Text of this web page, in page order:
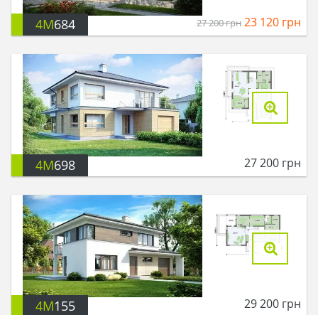
4M684 27 200грн 23 120 грн
4M698 27 200 грн
4M155 29 200 грн